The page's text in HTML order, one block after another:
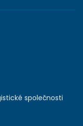
společnosti